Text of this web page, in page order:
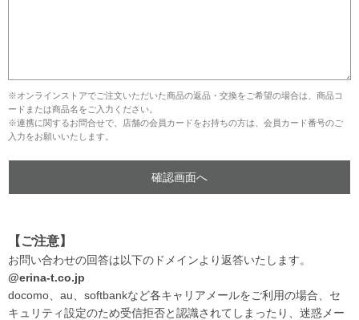
※オンラインストアでご注文いただいた商品の返品・交換をご希望の場合は、商品コ
ードまたは商品名をご入力ください。
※連携に関するお問合せで、店舗の会員カードをお持ちの方は、会員カード番号のご
入力をお願いいたします。
【ご注意】
お問い合わせの回答は以下のドメインより返答いたします。
@erina-t.co.jp
docomo、au、softbankなど各キャリアメールをご利用の場合、セ
キュリティ設定のため受信拒否と認識されてしまったり、迷惑メー